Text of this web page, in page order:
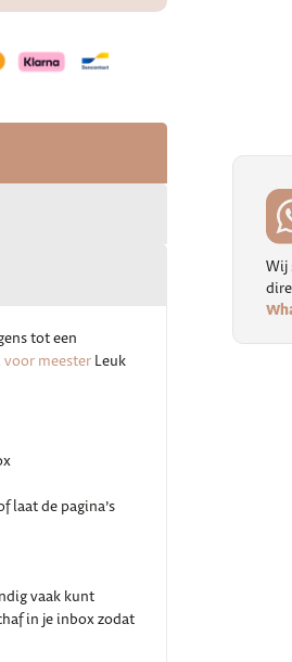
tot een
meester Leuk
laat de pagina’s
vaak kunt
in je inbox zodat
Wij